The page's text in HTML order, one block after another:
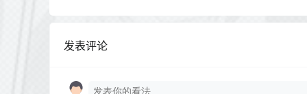
发表评论